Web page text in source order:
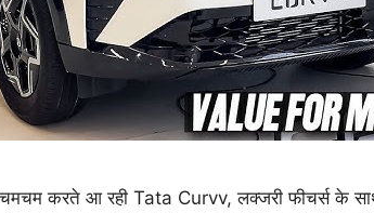
चमचम करते आ रही Tata Curvv, लक्जरी फीचर्स के